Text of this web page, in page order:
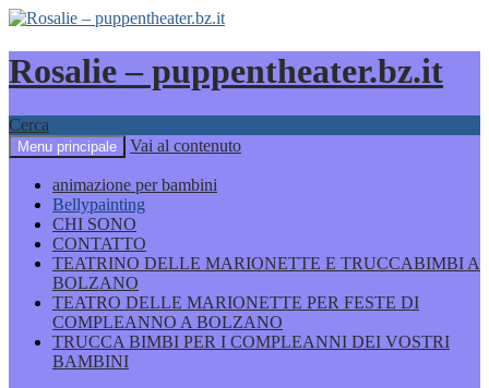
Rosalie – puppentheater.bz.it
Cerca
Menu principale Vai al contenuto
animazione per bambini
Bellypainting
CHI SONO
CONTATTO
TEATRINO DELLE MARIONETTE E TRUCCABIMBI A
BOLZANO
TEATRO DELLE MARIONETTE PER FESTE DI
COMPLEANNO A BOLZANO
TRUCCA BIMBI PER I COMPLEANNI DEI VOSTRI
BAMBINI